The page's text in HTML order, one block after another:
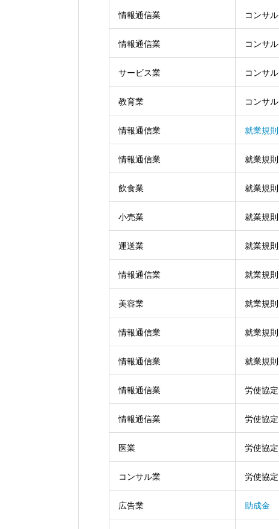
情報通信業 コンサル
情報通信業 コンサル
サービス業 コンサル
教育業 コンサル
情報通信業 就業規則
情報通信業 就業規則
飲食業 就業規則
小売業 就業規則
運送業 就業規則
情報通信業 就業規則
美容業 就業規則
情報通信業 就業規則
情報通信業 就業規則
情報通信業 労使協定
情報通信業 労使協定
医業 労使協定
コンサル業 労使協定
広告業 助成金